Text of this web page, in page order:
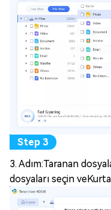
3. Adım:Taranan
dosyaları seçin